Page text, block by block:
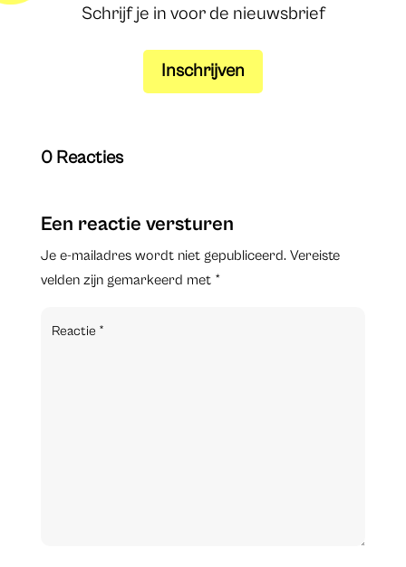
Schrijf je in voor de nieuwsbrief
Inschrijven
0 Reacties
Een reactie versturen
Je e-mailadres wordt niet gepubliceerd. Vereiste
velden zijn gemarkeerd met *